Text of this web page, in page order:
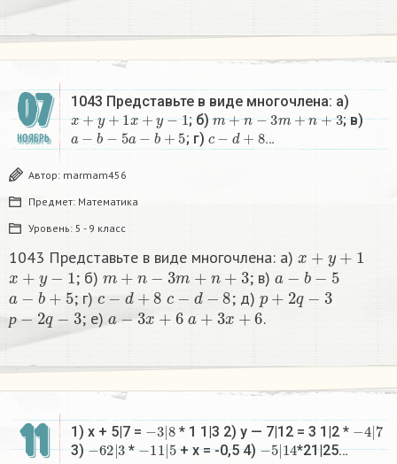
07
НОЯБРЬ
1043 Представьте в виде многочлена: a)
x +y+ 1 x+y−1 ; б)m+n −3 m +n +3 ; в)
a b − a− b +5 ; г) c−d + 8 …
Автор: marmam456
Предмет: Математика
Уровень: 5 - 9 класс
1043 Представьте в виде многочлена: a)
x+y−1 ; б) m+n− 3 m +n+3 ; в)a−b−5
a− b +5 ; г) c−d +8 c−d 8 ; д) p+2 q− 3
р
р− q− 3 ; e) 3x+ 6 a+ x+6 .​
11 1) х + 5|7 = −3|8 * 1 1|3 2) у — 7|12 = 3 1|2 * 4|7
3)− 62|3* 1 1|5+ х = -0,5 4) 5|14*21|25…